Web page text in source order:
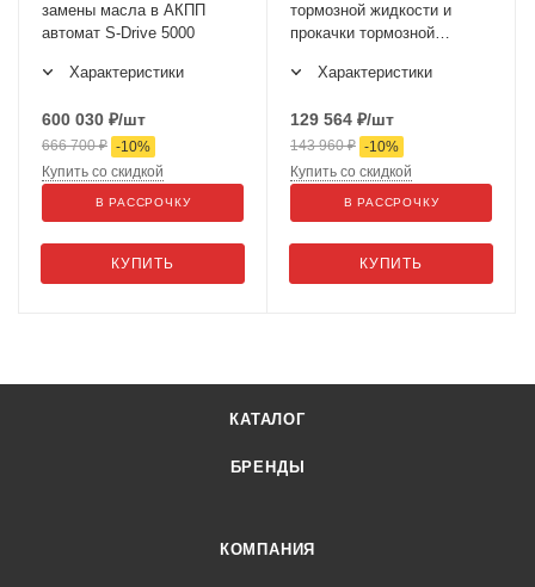
замены масла в АКПП
автомат S-Drive 5000
Характеристики
600 030 ₽/шт
666 700₽ -10%
КУПИТЬ
Купить со скидкой
В РАССРОЧКУ
тормозной жидкости и
прокачки тормозной
MK-2Характеристики
129 564 ₽/шт
143 960₽ -10%
КУПИТЬ
Купить со скидкой
В РАССРОЧКУ
КАТАЛОГ
БРЕНДЫ
КОМПАНИЯ